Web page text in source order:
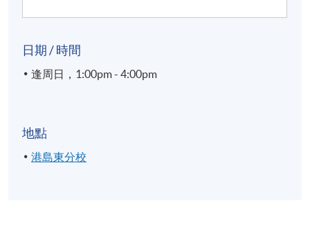
日期 / 時間
逢周日，1:00pm - 4:00pm
地點
港島東分校